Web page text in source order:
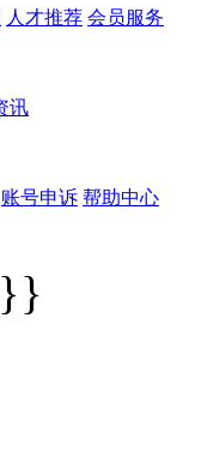
人才推荐 会员服务
讯
账号申诉 帮助中心